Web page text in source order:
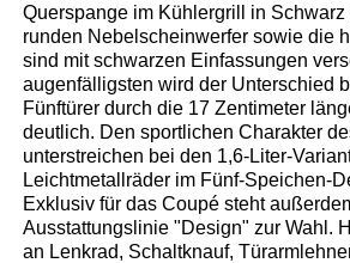
Querspange im Kühlergrill in
runden Nebelscheinwerfer sowie die
sind mit schwarzen Einfassungen
augenfälligsten wird der Unterschied
Fünftürer durch die 17 Zentimeter
deutlich. Den sportlichen Charakter
unterstreichen bei den 1,6-Liter-
Leichtmetallräder im Fünf-Speichen-
Exklusiv für das Coupé steht
Ausstattungslinie "Design" zur Wahl.
an Lenkrad, Schaltknauf,